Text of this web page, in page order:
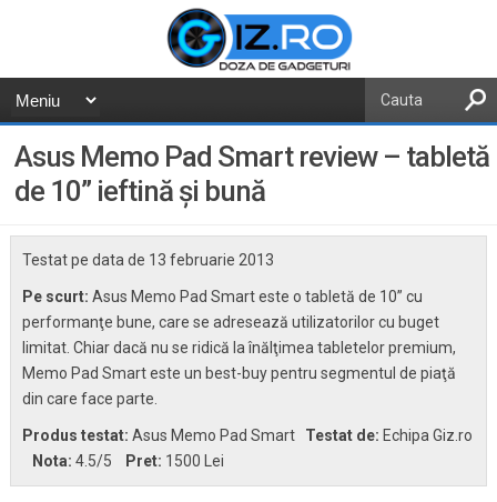
Asus Memo Pad Smart review – tabletă
de 10” ieftină şi bună
Testat pe data de 13 februarie 2013
Pe scurt: Asus Memo Pad Smart este o tabletă de 10” cu
performanţe bune, care se adresează utilizatorilor cu buget
limitat. Chiar dacă nu se ridică la înălţimea tabletelor premium,
Memo Pad Smart este un best-buy pentru segmentul de piaţă
din care face parte.
Produs testat: Asus Memo Pad Smart Testat de: Echipa Giz.ro
Nota: 4.5/5 Pret: 1500 Lei